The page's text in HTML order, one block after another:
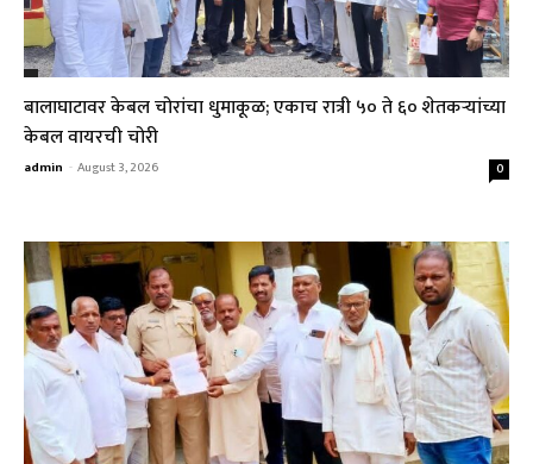
बालाघाटावर केबल चोरांचा धुमाकूळ; एकाच रात्री ५० ते ६० शेतकऱ्यांच्या
केबल वायरची चोरी
admin - August 3, 2026 0